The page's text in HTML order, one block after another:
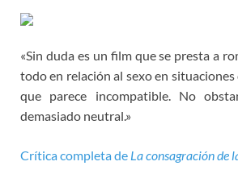
«Sin duda es un film que se presta a
todo en relación al sexo en
que parece incompatible. No
demasiado neutral.»
Crítica completa de La consagración de